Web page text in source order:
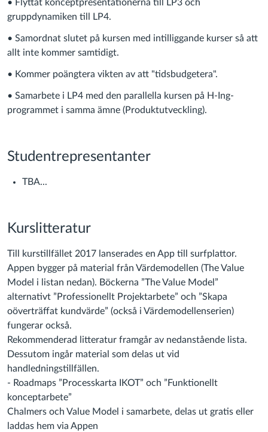
• Flyttat konceptpresentationerna till LP3 och
gruppdynamiken till LP4.
• Samordnat slutet på kursen med intilliggande kurser så att
allt inte kommer samtidigt.
• Kommer poängtera vikten av att "tidsbudgetera".
• Samarbete i LP4 med den parallella kursen på H-Ing-
programmet i samma ämne (Produktutveckling).
Studentrepresentanter
TBA...
Kurslitteratur
Till kurstillfället 2017 lanserades en App till surfplattor.
Appen bygger på material från Värdemodellen (The Value
Model i listan nedan). Böckerna ”The Value Model”
alternativt ”Professionellt Projektarbete” och ”Skapa
oöverträffat kundvärde” (också i Värdemodellenserien)
fungerar också.
Rekommenderad litteratur framgår av nedanstående lista.
Dessutom ingår material som delas ut vid
handledningstillfällen.
- Roadmaps ”Processkarta IKOT” och ”Funktionellt
konceptarbete”
Chalmers och Value Model i samarbete, delas ut gratis eller
laddas hem via Appen